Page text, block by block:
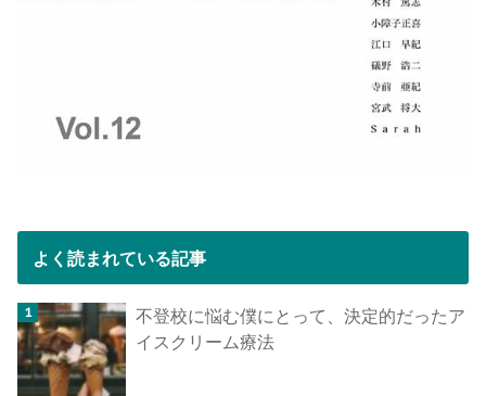
よく読まれている記事
不登校に悩む僕にとって、決定的だったア
イスクリーム療法